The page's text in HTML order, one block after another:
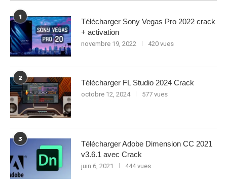
1
Télécharger Sony Vegas Pro 2022 crack
+ activation
novembre 19, 2022 420 vues
2
Télécharger FL Studio 2024 Crack
octobre 12, 2024 577 vues
3
Télécharger Adobe Dimension CC 2021
v3.6.1 avec Crack
juin 6, 2021 444 vues